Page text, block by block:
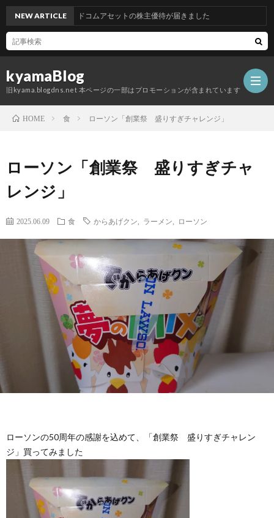
kyamaBlog
旧kyama.blogdns.net 本ページの一部はプロモーションが含まれています
NEW ARTICLEグッドコムアセットの株主優待が届きました
HOME 食 ローソン「創業祭 盛りすぎチャレンジ」
ローソン「創業祭 盛りすぎチャ
レンジ」
2025.06.09 食 からあげクン ラーメン ローソン
ローソンの50周年の感謝を込めて、「創業祭 盛りすぎチャレン
ジ」買ってみました